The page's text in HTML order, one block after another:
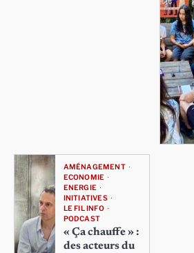
AMÉNAGEMENT
ECONOMIE
ENERGIE
INITIATIVES
LE FIL INFO
PODCAST
« Ça chauffe » :
des acteurs du